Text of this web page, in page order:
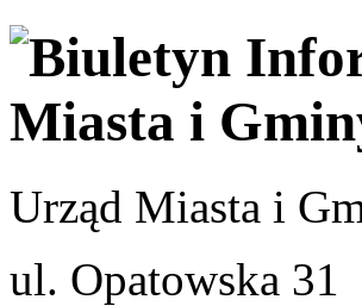
Urząd Miasta i
ul. Opatowska 31